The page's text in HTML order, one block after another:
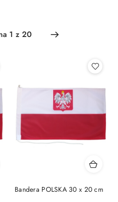
Bandera POLSKA 30 x 20 cm